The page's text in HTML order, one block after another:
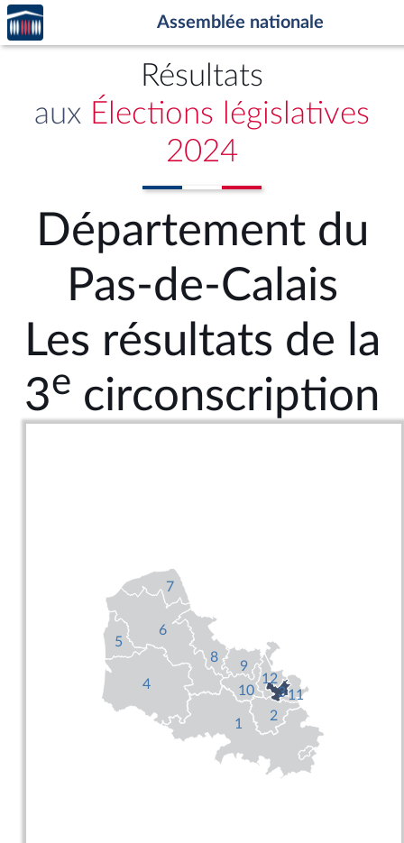
Aller au contenu
Aller en bas de la page
Accèder
à la
page
Assemblée nationale
Résultats
aux Élections législatives
2024
Département du
Pas-de-Calais
Les résultats de la
3e circonscription
1
2
3
4
5
6
7
8
9
10
11
12